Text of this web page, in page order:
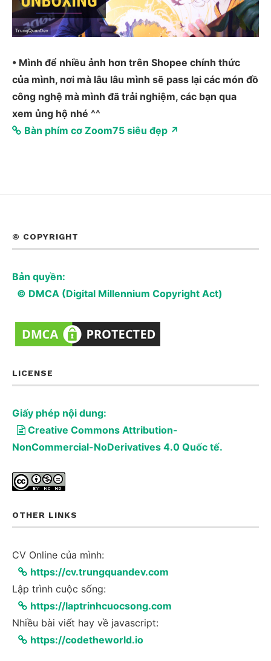
• Mình để nhiều ảnh hơn trên Shopee chính thức
của mình, nơi mà lâu lâu mình sẽ pass lại các món đồ
công nghệ mà mình đã trải nghiệm, các bạn qua
xem ủng hộ nhé ^^
Bàn phím cơ Zoom75 siêu đẹp ↗
© COPYRIGHT
Bản quyền:
© DMCA (Digital Millennium Copyright Act)
LICENSE
Giấy phép nội dung:
Creative Commons Attribution-
NonCommercial-NoDerivatives 4.0 Quốc tế.
OTHER LINKS
CV Online của mình:
https://cv.trungquandev.com
Lập trình cuộc sống:
https://laptrinhcuocsong.com
Nhiều bài viết hay về javascript:
https://codetheworld.io